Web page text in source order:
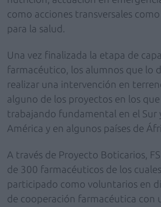
como acciones transversales
para la salud.
Una vez finalizada la etapa de
farmacéutico, los alumnos que lo
realizar una intervención en
alguno de los proyectos en los que
trabajando fundamental en el Sur
América y en algunos países de
A través de Proyecto Boticarios,
de 300 farmacéuticos de los
participado como voluntarios en
de cooperación farmacéutica con